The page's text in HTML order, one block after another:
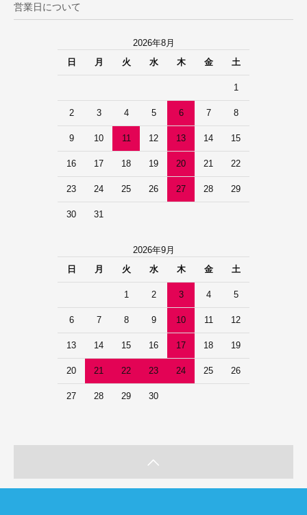
営業日について
2026年8月
日
月 火 水 木 金 土
1
2 3 4 5 6 7 8
9 10 11 12 13 14 15
16 17 18 19 20 21 22
23 24 25 26 27 28 29
30 31
2026年9月
日
月 火 水 木 金 土
1 2 3 4 5
6 7 8 9 10 11 12
13 14 15 16 17 18 19
20 21 22 23 24 25 26
27 28 29 30